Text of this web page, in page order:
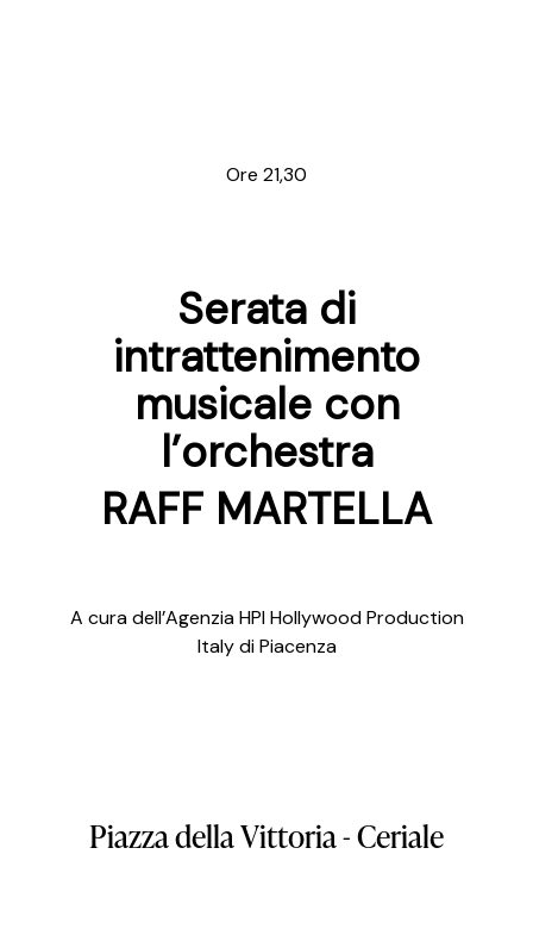
Ore 21,30
Serata di
intrattenimento
musicale con
l’orchestra
RAFF MARTELLA
A cura dell’Agenzia HPI Hollywood Production
Italy di Piacenza
PiazzadellaVittoria-Ceriale